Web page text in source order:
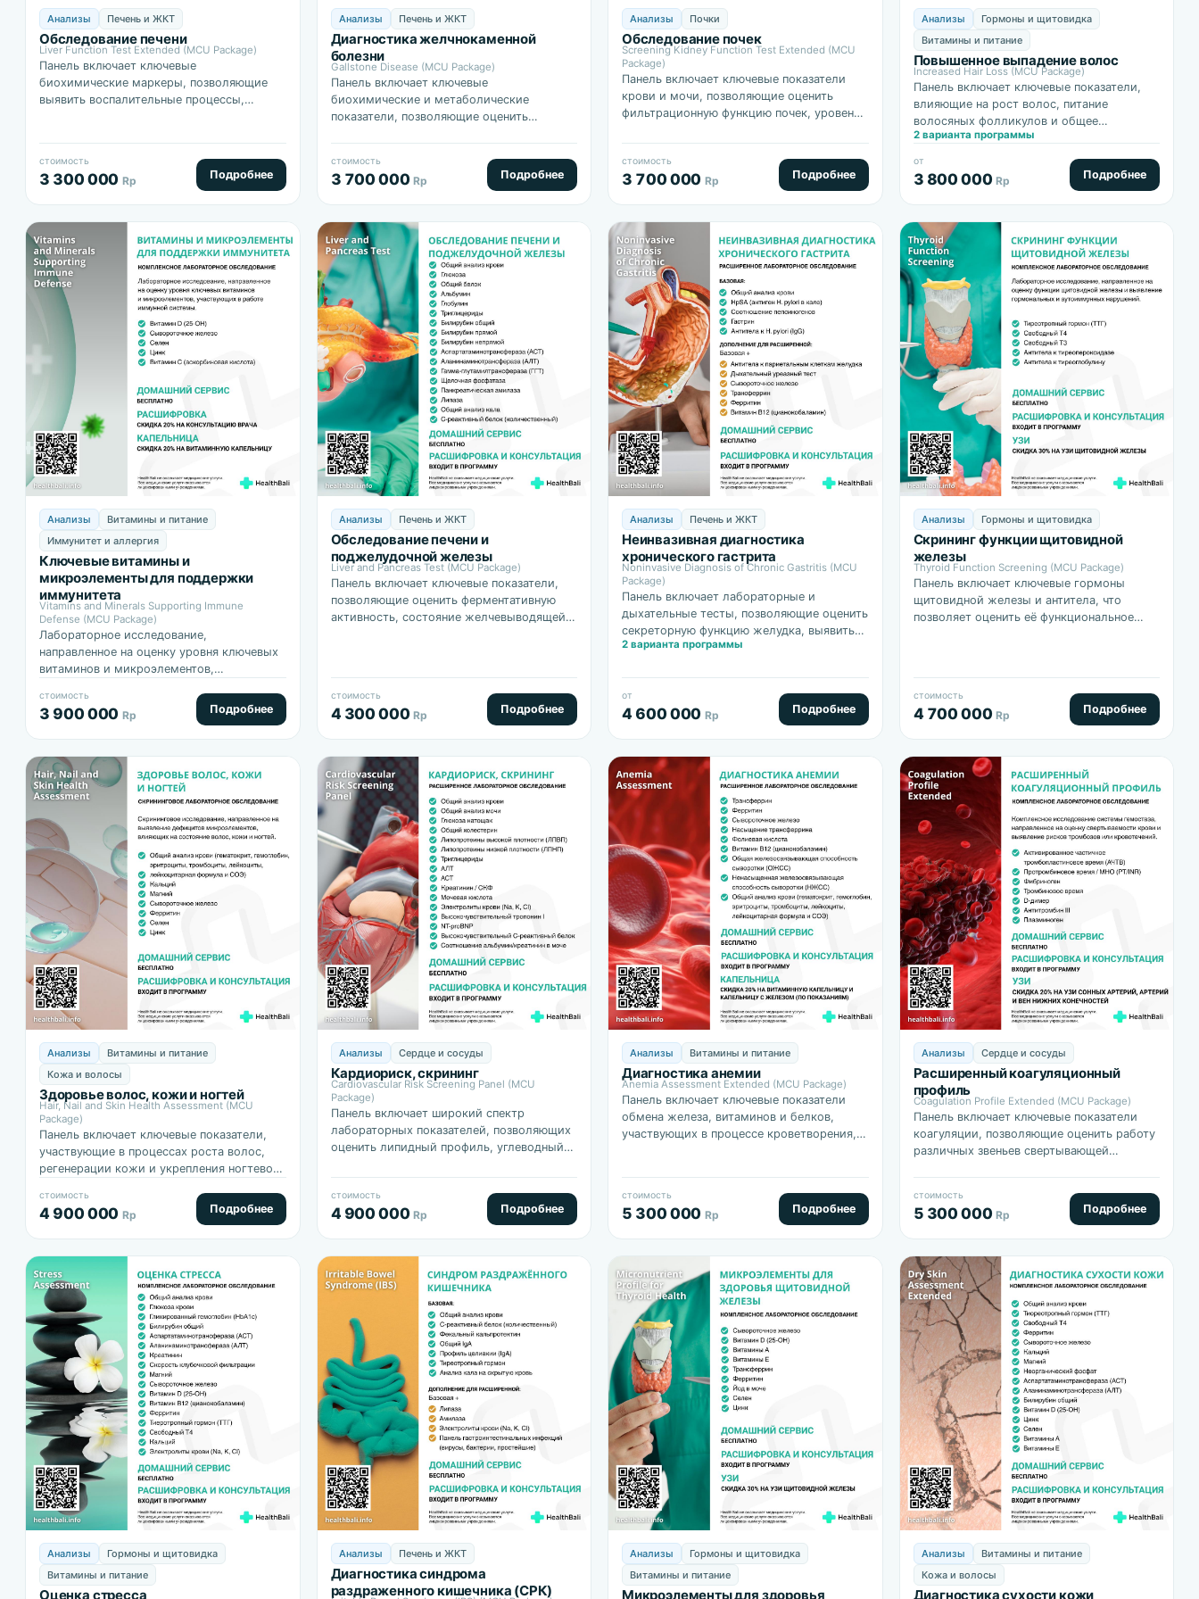
Анализы Печень и ЖКТ
Обследование печени
Liver Function Test Extended (MCU Package)
Панель включает ключевые
биохимические маркеры, позволяющие
выявить воспалительные процессы,
стоимость
3 300 000 Rp Подробнее
Анализы Печень и ЖКТ
Диагностика желчнокаменной
болезни
Gallstone Disease (MCU Package)
Панель включает ключевые
биохимические и метаболические
показатели, позволяющие оценить
железы, а также выявить…
стоимость
3 700 000 Rp Подробнее
Анализы Почки
Обследование почек
Screening Kidney Function Test Extended (MCU
Package)
Панель включает ключевые показатели
крови и мочи, позволяющие оценить
фильтрационную функцию почек, уровень
воспаления, а также выявить
метаболические нарушения.
стоимость
3 700 000 Rp Подробнее
Анализы
Гормоны и щитовидка
Витамины и питание
Повышенное выпадение волос
Increased Hair Loss (MCU Package)
Панель включает ключевые показатели,
влияющие на рост волос, питание
волосяных фолликулов и общее
состояние организма, что позволяет
подобрать эффективную…
2 варианта программы
от
3 800 000 Rp Подробнее
Анализы
Витамины и питание
Иммунитет и аллергия
Ключевые витамины и
микроэлементы для поддержки
иммунитета
Vitamins and Minerals Supporting Immune
Defense (MCU Package)
Лабораторное исследование,
направленное на оценку уровня ключевых
витаминов и микроэлементов,
системы.
стоимость
3 900 000 Rp Подробнее
Анализы Печень и ЖКТ
Обследование печени и
поджелудочной железы
Liver and Pancreas Test (MCU Package)
Панель включает ключевые показатели,
позволяющие оценить ферментативную
активность, состояние желчевыводящей
стоимость
4 300 000 Rp Подробнее
Анализы Печень и ЖКТ
Неинвазивная диагностика
хронического гастрита
Noninvasive Diagnosis of Chronic Gastritis (MCU
Package)
Панель включает лабораторные и
дыхательные тесты, позволяющие оценить
секреторную функцию желудка, выявить
воспалительные и атрофические
железа и…
2 варианта программы
от
4 600 000 Rp Подробнее
Анализы Гормоны и щитовидка
Скрининг функции щитовидной
железы
Thyroid Function Screening (MCU Package)
Панель включает ключевые гормоны
щитовидной железы и антитела, что
позволяет оценить её функциональное
стоимость
4 700 000 Rp Подробнее
Анализы
Витамины и питание
Кожа и волосы
Здоровье волос, кожи и ногтей
Hair, Nail and Skin Health Assessment (MCU
Package)
Панель включает ключевые показатели,
участвующие в процессах роста волос,
регенерации кожи и укрепления ногтевой
скрытые дефициты, влияющие на
внешний…
стоимость
4 900 000 Rp Подробнее
Анализы Сердце и сосуды
Кардиориск, скрининг
Cardiovascular Risk Screening Panel (MCU
Package)
Панель включает широкий спектр
лабораторных показателей, позволяющих
оценить липидный профиль, углеводный
воспаления, а также специфические…
стоимость
4 900 000 Rp Подробнее
Анализы Витамины и питание
Диагностика анемии
Anemia Assessment Extended (MCU Package)
Панель включает ключевые показатели
обмена железа, витаминов и белков,
участвующих в процессе кроветворения,
стоимость
5 300 000 Rp Подробнее
Анализы Сердце и сосуды
Расширенный коагуляционный
профиль
Coagulation Profile Extended (MCU Package)
Панель включает ключевые показатели
коагуляции, позволяющие оценить работу
различных звеньев свертывающей
факторов.
стоимость
5 300 000 Rp Подробнее
Анализы
Гормоны и щитовидка
Витамины и питание
Оценка стресса
Анализы Печень и ЖКТ
Диагностика синдрома
раздраженного кишечника (СРК)
Анализы
Гормоны и щитовидка
Витамины и питание
Микроэлементы для здоровья
Анализы
Витамины и питание
Кожа и волосы
Диагностика сухости кожи